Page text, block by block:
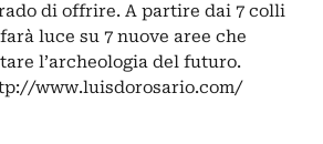
di offrire. A partire dai 7 colli
luce su 7 nuove aree che
l’archeologia del futuro.
www.luisdorosario.com/